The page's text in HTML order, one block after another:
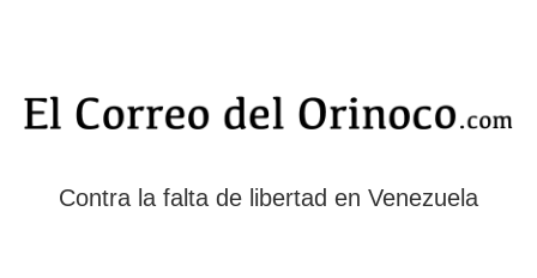
Contra la falta de libertad en Venezuela